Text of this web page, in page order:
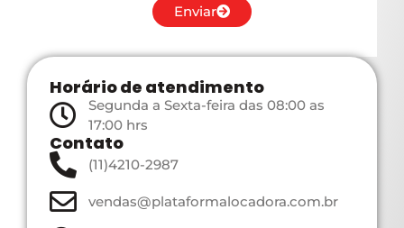
Enviar
Horário de atendimento
Segunda a Sexta-feira das 08:00 as
17:00 hrs
Contato
(11)4210-2987
vendas@plataformalocadora.com.br